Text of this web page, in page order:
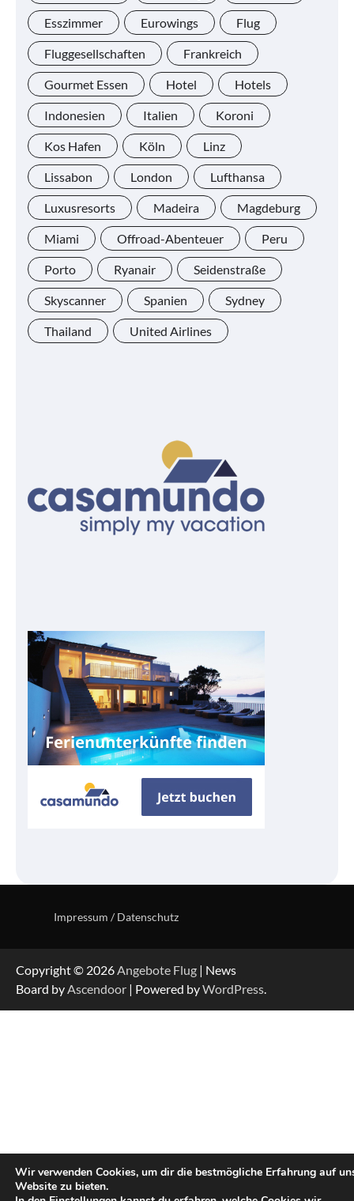
Esszimmer Eurowings Flug
Fluggesellschaften Frankreich
Gourmet Essen Hotel Hotels
Indonesien Italien Koroni
Kos Hafen Köln Linz
Lissabon London Lufthansa
Luxusresorts Madeira Magdeburg
Miami Offroad-Abenteuer Peru
Porto Ryanair Seidenstraße
Skyscanner Spanien Sydney
Thailand United Airlines
Impressum / Datenschutz
Copyright © 2026Angebote Flug | News
Board byAscendoor | Powered byWordPress.
Wir verwenden Cookies, um dir die bestmögliche Erfahrung auf
Website zu bieten.